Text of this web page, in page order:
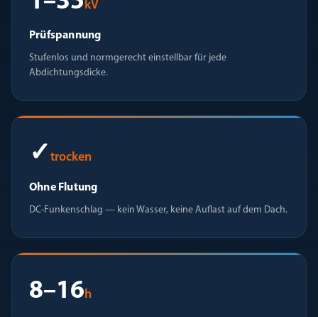
kV
Prüfspannung
Stufenlos und normgerecht einstellbar für jede
Abdichtungsdicke.
✓ trocken
Ohne Flutung
DC-Funkenschlag — kein Wasser, keine Auflast auf dem Dach.
8–16h